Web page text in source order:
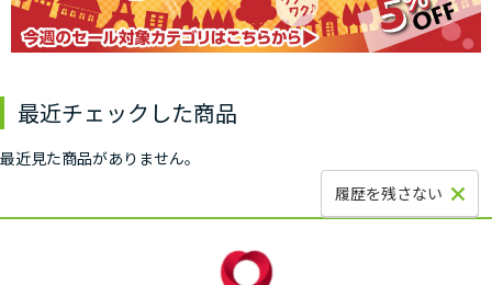
最近チェックした商品
最近見た商品がありません。
履歴を残さない